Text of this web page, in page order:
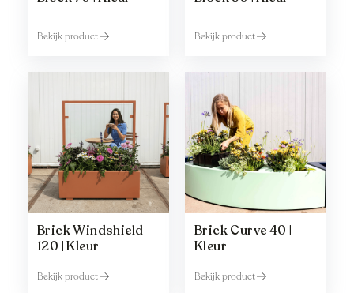
Bekijk product Bekijk product
Brick Windshield
120 | Kleur
Bekijk product
Brick Curve 40 |
Kleur
Bekijk product